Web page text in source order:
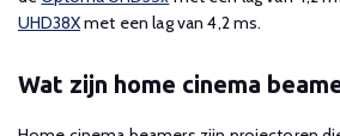
UHD38Xmet een lag van 4,2 ms.
Wat zijn home cinema